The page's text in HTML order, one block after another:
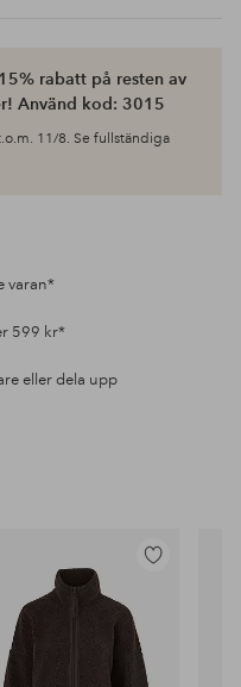
rabatt på resten av
Använd kod: 3015
11/8. Se fullständiga
varan*
599 kr*
eller dela upp
Lägg
favoriter